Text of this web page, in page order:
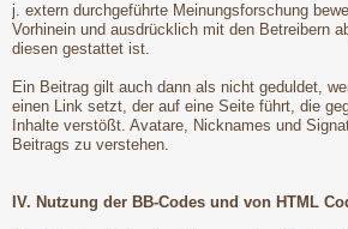
j. extern durchgeführte Meinungsforschung
Vorhinein und ausdrücklich mit den Betreibern
diesen gestattet ist.
Ein Beitrag gilt auch dann als nicht geduldet,
einen Link setzt, der auf eine Seite führt, die
Inhalte verstößt. Avatare, Nicknames und
Beitrags zu verstehen.
IV. Nutzung der BB-Codes und von HTML